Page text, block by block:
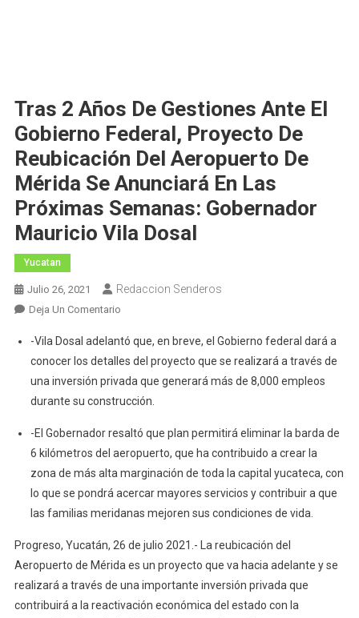
Tras 2 Años De Gestiones Ante El
Gobierno Federal, Proyecto De
Reubicación Del Aeropuerto De
Mérida Se Anunciará En Las
Próximas Semanas: Gobernador
Mauricio Vila Dosal
Yucatan
Julio 26, 2021 Redaccion Senderos
Deja Un ComentarioEn
2
Años
De
Gestiones
El
Gobierno
Federal,
Proyecto
De
Del
Aeropuerto
De
Mérida
-Vila Dosal adelantó que, en breve, el Gobierno federal dará a
conocer los detalles del proyecto que se realizará a través de
una inversión privada que generará más de 8,000 empleos
durante su construcción.
-El Gobernador resaltó que plan permitirá eliminar la barda de
6 kilómetros del aeropuerto, que ha contribuido a crear la
zona de más alta marginación de toda la capital yucateca, con
lo que se pondrá acercar mayores servicios y contribuir a que
las familias meridanas mejoren sus condiciones de vida.
Progreso, Yucatán, 26 de julio 2021.- La reubicación del
Aeropuerto de Mérida es un proyecto que va hacia adelante y se
realizará a través de una importante inversión privada que
contribuirá a la reactivación económica del estado con la